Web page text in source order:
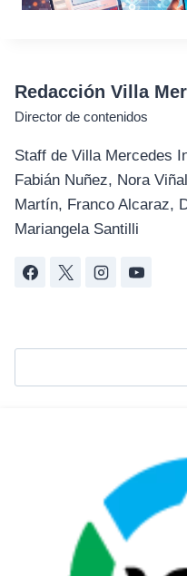
Redacción Villa
Director de contenidos
Staff de Villa Mercedes
Fabián Nuñez, Nora
Martín, Franco Alcaraz,
Mariangela Santilli